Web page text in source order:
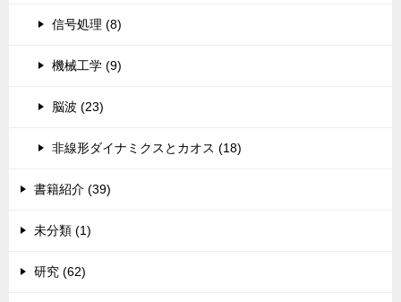
信号処理 (8)
機械工学 (9)
脳波 (23)
非線形ダイナミクスとカオス (18)
書籍紹介 (39)
未分類 (1)
研究 (62)